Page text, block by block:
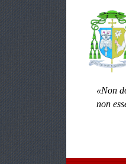
«Non
non